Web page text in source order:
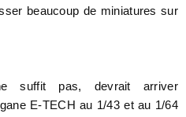
beaucoup de miniatures sur
suffit pas, devrait arriver
E-TECH au 1/43 et au 1/64